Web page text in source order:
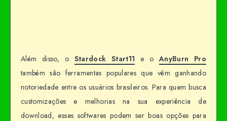
Além disso, o Stardock Start11 e oAnyBurn Pro
também são ferramentas populares que vêm ganhando
notoriedade entre os usuários brasileiros. Para quem busca
customizações e melhorias na sua experiência de
download, esses softwares podem ser boas opções para